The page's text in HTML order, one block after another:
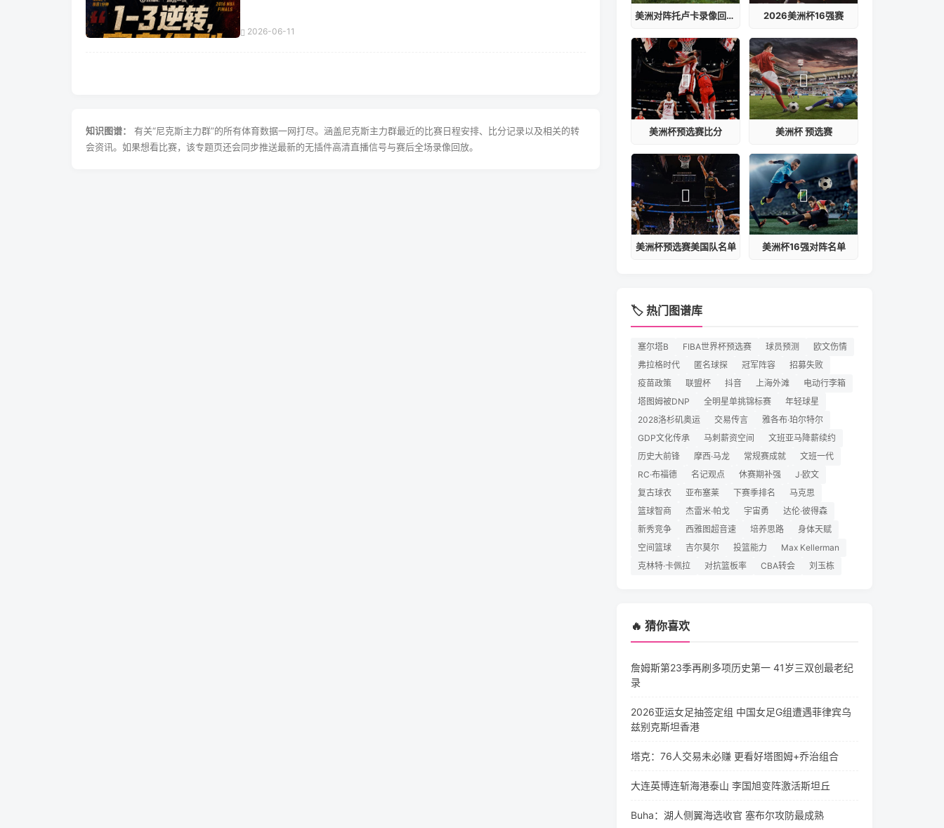
2026-06-11
知识图谱：
有关“尼克斯主力群”的所有体育数据一网打尽。涵盖尼克斯主力群最近的比赛日程安排、比分记录以及相关的转
会资讯。如果想看比赛，该专题页还会同步推送最新的无插件高清直播信号与赛后全场录像回放。
美洲对阵托卢卡录像回放在线观看 2026美洲杯16强赛
美洲杯预选赛比分 美洲杯 预选赛
美洲杯预选赛美国队名单 美洲杯16强对阵名单
🏷️ 热门图谱库
塞尔塔B FIBA世界杯预选赛 球员预测
欧文伤情
弗拉格时代
匿名球探 冠军阵容
招募失败
疫苗政策
联盟杯 抖音 上海外滩
电动行李箱
塔图姆被DNP
全明星单挑锦标赛
年轻球星
2028洛杉矶奥运
交易传言
雅各布·珀尔特尔
GDP文化传承
马刺薪资空间
文班亚马降薪续约
历史大前锋
摩西·马龙 常规赛成就
文班一代
RC·布福德
名记观点 休赛期补强
J·欧文
复古球衣
亚布塞莱 下赛季排名
马克思
篮球智商
杰雷米·帕戈 宇宙勇
达伦·彼得森
新秀竞争
西雅图超音速 培养思路
身体天赋
空间篮球
吉尔莫尔 投篮能力
Max Kellerman
克林特·卡佩拉
对抗篮板率 CBA转会 刘玉栋
🔥 猜你喜欢
詹姆斯第23季再刷多项历史第一 41岁三双创最老纪
录
2026亚运女足抽签定组 中国女足G组遭遇菲律宾乌
兹别克斯坦香港
塔克：76人交易未必赚 更看好塔图姆+乔治组合
大连英博连斩海港泰山 李国旭变阵激活斯坦丘
Buha：湖人侧翼海选收官 塞布尔攻防最成熟